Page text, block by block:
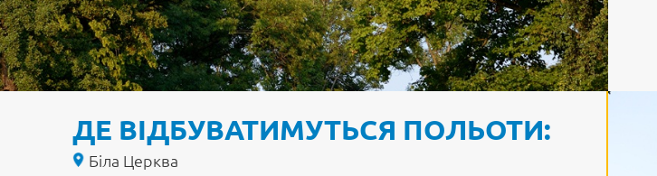
ДЕ ВІДБУВАТИМУТЬСЯ ПОЛЬОТИ:
Біла Церква